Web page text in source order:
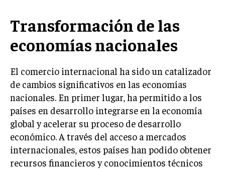
INVERSIONES Y MERCADOS FINANCIEROS
CONTABILIDAD EMPRESARIAL
ECONOMÍA EMPRESARIAL
INTERNACIONAL
NEGOCIOS INTERNACIONALES
COMERCIO INTERNACIONAL
EXPANSIÓN GLOBAL
IMPORTACIÓN Y EXPORTACIÓN
Transformación de las
economías nacionales
El comercio internacional ha sido un catalizador
de cambios significativos en las economías
nacionales. En primer lugar, ha permitido a los
países en desarrollo integrarse en la economía
global y acelerar su proceso de desarrollo
económico. A través del acceso a mercados
internacionales, estos países han podido obtener
recursos financieros y conocimientos técnicos